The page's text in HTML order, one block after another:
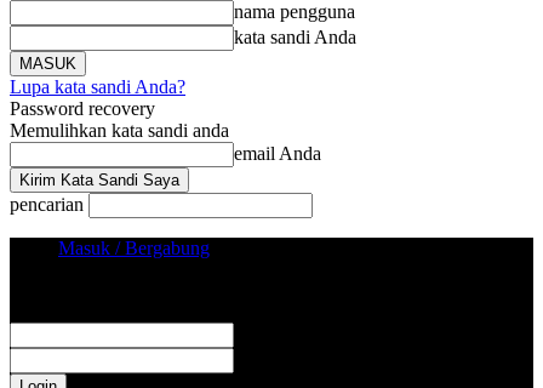
nama pengguna
kata sandi Anda
Lupa kata sandi Anda?
Password recovery
Memulihkan kata sandi anda
email Anda
pencarian
Masuk / Bergabung